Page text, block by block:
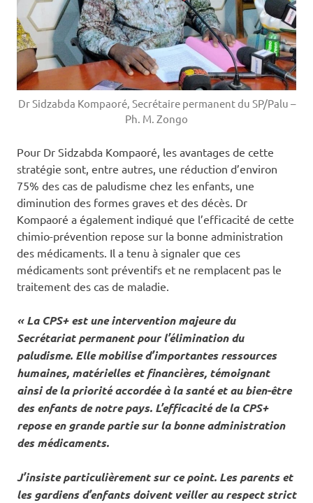
Dr Sidzabda Kompaoré, Secrétaire permanent du SP/Palu –
Ph. M. Zongo
Pour Dr Sidzabda Kompaoré, les avantages de cette
stratégie sont, entre autres, une réduction d’environ
75% des cas de paludisme chez les enfants, une
diminution des formes graves et des décès. Dr
Kompaoré a également indiqué que l’efficacité de cette
chimio-prévention repose sur la bonne administration
des médicaments. Il a tenu à signaler que ces
médicaments sont préventifs et ne remplacent pas le
traitement des cas de maladie.
« La CPS+ est une intervention majeure du
Secrétariat permanent pour l’élimination du
paludisme. Elle mobilise d’importantes ressources
humaines, matérielles et financières, témoignant
ainsi de la priorité accordée à la santé et au bien-être
des enfants de notre pays. L’efficacité de la CPS+
repose en grande partie sur la bonne administration
des médicaments.
J’insiste particulièrement sur ce point. Les parents et
les gardiens d’enfants doivent veiller au respect strict